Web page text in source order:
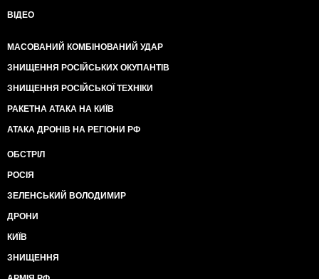
ВІДЕО
МАСОВАНИЙ КОМБІНОВАНИЙ УДАР
ЗНИЩЕННЯ РОСІЙСЬКИХ ОКУПАНТІВ
ЗНИЩЕННЯ РОСІЙСЬКОЇ ТЕХНІКИ
РАКЕТНА АТАКА НА КИЇВ
АТАКА ДРОНІВ НА РЕГІОНИ РФ
ОБСТРІЛ
РОСІЯ
ЗЕЛЕНСЬКИЙ ВОЛОДИМИР
ДРОНИ
КИЇВ
ЗНИЩЕННЯ